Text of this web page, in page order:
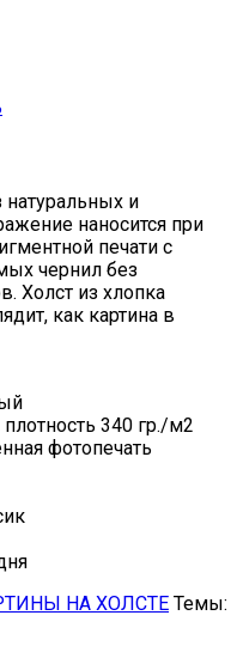
натуральных и
наносится при
печати с
чернил без
Холст из хлопка
как картина в
плотность 340 гр./м2
фотопечать
НА ХОЛСТЕ Темы: